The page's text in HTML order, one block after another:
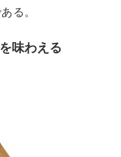
る。
味わえる